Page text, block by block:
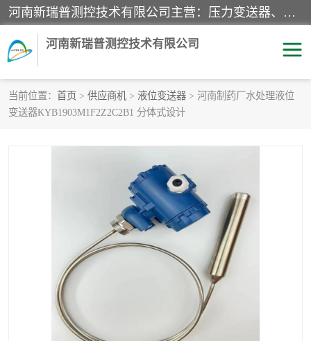
河南新瑞普测控技术有限公司主营：压力变送器、液位变送器、差压变送器、雷达料位计、电容物位计、温度显示控制仪表、电量变送器、流量计、工业自动化系统成套设备。
河南新瑞普测控技术有限公司
当前位置： 首页 > 供应商机 > 液位变送器 > 河南制药厂水处理液位
变送器KYB1903M1F2Z2C2B1 分体式设计
霍尼韦尔压力变送器 CS系列变送器
雷达料位计
标准型工业压力变送器 罐旁显示仪
差压变送器 温度传感器变送器
压力变送器 电容物位计
温度显示控制仪表 电量变送器